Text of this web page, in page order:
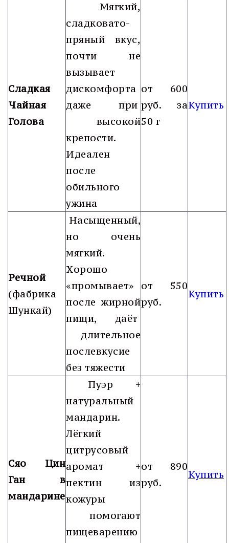
Сладкая
Чайная
Голова
Мягкий,
сладковато-
пряный вкус,
почти не
вызывает
дискомфорта
даже при
высокой
крепости.
Идеален
после
обильного
ужина
от 600
руб. за
50 г
Купить
Речной
(фабрика
Шункай)
Насыщенный,
но очень
мягкий.
Хорошо
«промывает»
после жирной
пищи, даёт
длительное
послевкусие
без тяжести
от 550
руб.
Купить
Сяо Цин
Ган в
мандарине
Пуэр +
натуральный
мандарин.
Лёгкий
цитрусовый
аромат +
пектин из
кожуры
помогают
пищеварению
от 890
руб.
Купить